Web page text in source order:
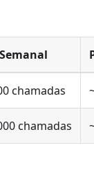
Semanal
chamadas
chamadas